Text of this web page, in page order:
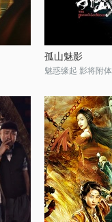
孤山魅影
魅惑缘起 影将附体